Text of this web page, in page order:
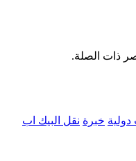
ذات الصلة.
خبرة نقل البيك اب